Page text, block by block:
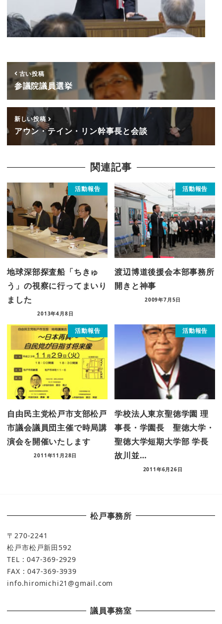
古い投稿
参議院議員選挙
新しい投稿
アウン・テイン・リン幹事長と会談
関連記事
活動報告
地球深部探査船「ちきゅ
う」の視察に行ってまいり
ました
2013年4月8日
活動報告
渡辺博道後援会本部事務所
開きと神事
2009年7月5日
活動報告
自由民主党松戸市支部松戸
市議会議員団主催で時局講
演会を開催いたします
2011年11月28日
活動報告
学校法人東京聖徳学園 理
事長・学園長 聖徳大学・
聖徳大学短期大学部 学長
故川並…
2011年6月26日
松戸事務所
〒270-2241
松戸市松戸新田592
TEL : 047-369-2929
FAX : 047-369-3939
info.hiromichi21@gmail.com
議員事務室